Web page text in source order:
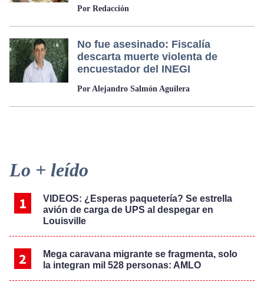
Por Redacción
No fue asesinado: Fiscalía
descarta muerte violenta de
encuestador del INEGI
Por Alejandro Salmón Aguilera
Primary
Sidebar
Lo + leído
VIDEOS: ¿Esperas paquetería? Se estrella
avión de carga de UPS al despegar en
Louisville
Mega caravana migrante se fragmenta, solo
la integran mil 528 personas: AMLO